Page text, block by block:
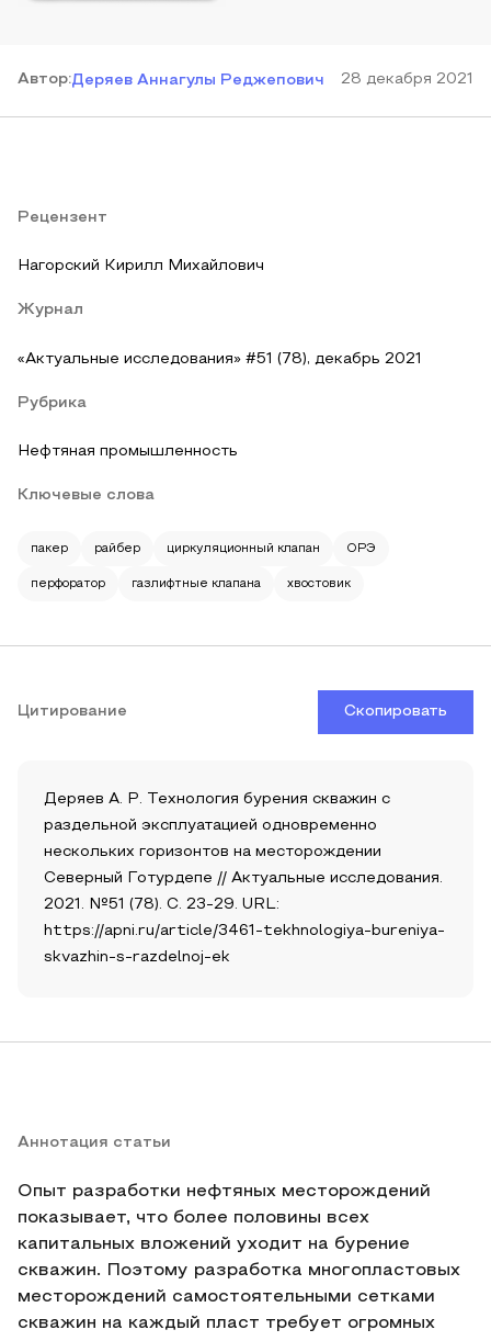
Автор:Деряев Аннагулы Реджепович 28 декабря 2021
Рецензент
Нагорский Кирилл Михайлович
Журнал
«Актуальные исследования» #51 (78), декабрь 2021
Рубрика
Нефтяная промышленность
Ключевые слова
пакер райбер циркуляционный клапан ОРЭ
перфоратор газлифтные клапана хвостовик
Цитирование Скопировать
Деряев А. Р. Технология бурения скважин с
раздельной эксплуатацией одновременно
нескольких горизонтов на месторождении
Северный Готурдепе // Актуальные исследования.
2021. №51 (78). С. 23-29. URL:
https://apni.ru/article/3461-tekhnologiya-bureniya-
skvazhin-s-razdelnoj-ek
Аннотация статьи
Опыт разработки нефтяных месторождений
показывает, что более половины всех
капитальных вложений уходит на бурение
скважин. Поэтому разработка многопластовых
месторождений самостоятельными сетками
скважин на каждый пласт требует огромных